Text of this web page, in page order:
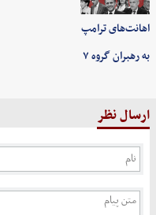
اهانت‌های ترامپ
به رهبران گروه ۷
ارسال نظر